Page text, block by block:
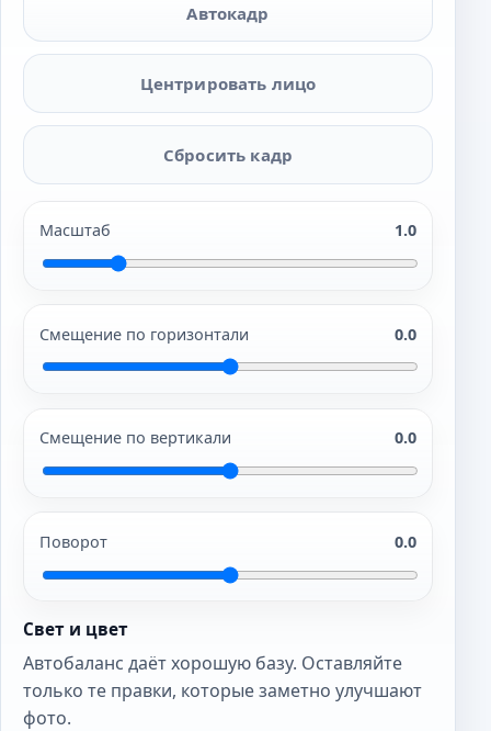
Автокадр
Центрировать лицо
Сбросить кадр
Масштаб 1.0
Смещение по горизонтали 0.0
Смещение по вертикали 0.0
Поворот 0.0
Свет и цвет
Автобаланс даёт хорошую базу. Оставляйте
только те правки, которые заметно улучшают
фото.